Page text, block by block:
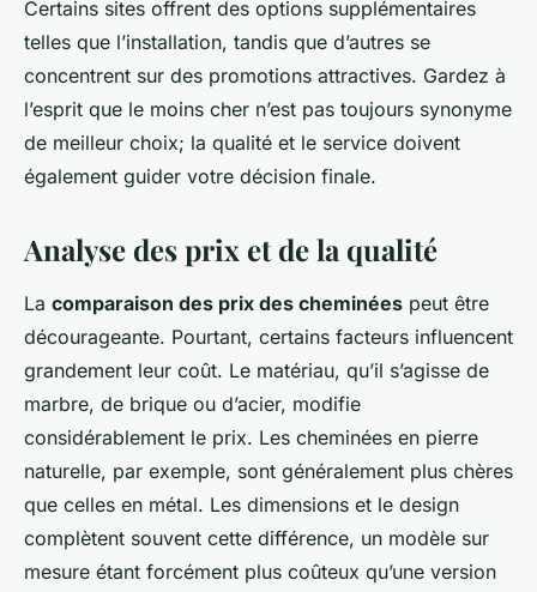
Certains sites offrent des options supplémentaires
telles que l’installation, tandis que d’autres se
concentrent sur des promotions attractives. Gardez à
l’esprit que le moins cher n’est pas toujours synonyme
de meilleur choix; la qualité et le service doivent
également guider votre décision finale.
Analyse des prix et de la qualité
La comparaison des prix des cheminées peut être
décourageante. Pourtant, certains facteurs influencent
grandement leur coût. Le matériau, qu’il s’agisse de
marbre, de brique ou d’acier, modifie
considérablement le prix. Les cheminées en pierre
naturelle, par exemple, sont généralement plus chères
que celles en métal. Les dimensions et le design
complètent souvent cette différence, un modèle sur
mesure étant forcément plus coûteux qu’une version